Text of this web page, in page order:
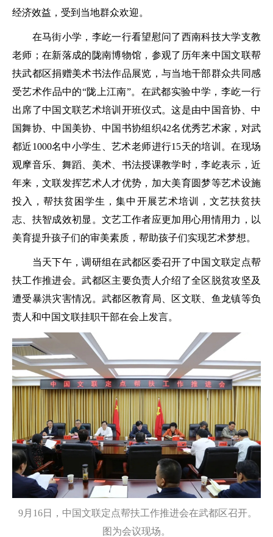
经济效益，受到当地群众欢迎。
在马街小学，李屹一行看望慰问了西南科技大学支教
老师；在新落成的陇南博物馆，参观了历年来中国文联帮
扶武都区捐赠美术书法作品展览，与当地干部群众共同感
受艺术作品中的“陇上江南”。在武都实验中学，李屹一行
出席了中国文联艺术培训开班仪式。这是由中国音协、中
国舞协、中国美协、中国书协组织42名优秀艺术家，对武
都近1000名中小学生、艺术老师进行15天的培训。在现场
观摩音乐、舞蹈、美术、书法授课教学时，李屹表示，近
年来，文联发挥艺术人才优势，加大美育圆梦等艺术设施
投入，帮扶贫困学生，集中开展艺术培训，文艺扶贫扶
志、扶智成效初显。文艺工作者应更加用心用情用力，以
美育提升孩子们的审美素质，帮助孩子们实现艺术梦想。
当天下午，调研组在武都区委召开了中国文联定点帮
扶工作推进会。武都区主要负责人介绍了全区脱贫攻坚及
遭受暴洪灾害情况。武都区教育局、区文联、鱼龙镇等负
责人和中国文联挂职干部在会上发言。
9月16日，中国文联定点帮扶工作推进会在武都区召开。
图为会议现场。